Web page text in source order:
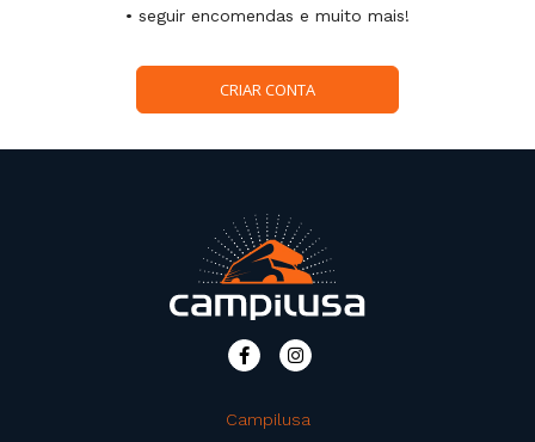
• seguir encomendas e muito mais!
CRIAR CONTA
Campilusa